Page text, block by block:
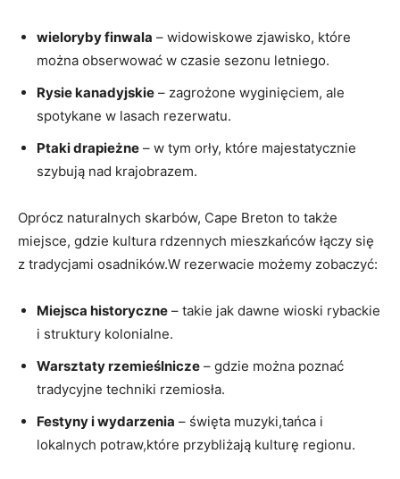
wieloryby finwala – widowiskowe zjawisko, które
można obserwować w czasie sezonu letniego.
Rysie kanadyjskie – zagrożone wyginięciem, ale
spotykane w lasach rezerwatu.
Ptaki drapieżne – w tym orły, które majestatycznie
szybują nad krajobrazem.
Oprócz naturalnych skarbów, Cape Breton to także
miejsce, gdzie kultura rdzennych mieszkańców łączy się
z tradycjami osadników.W rezerwacie możemy zobaczyć:
Miejsca historyczne – takie jak dawne wioski rybackie
i struktury kolonialne.
Warsztaty rzemieślnicze – gdzie można poznać
tradycyjne techniki rzemiosła.
Festyny i wydarzenia – święta muzyki,tańca i
lokalnych potraw,które przybliżają kulturę regionu.